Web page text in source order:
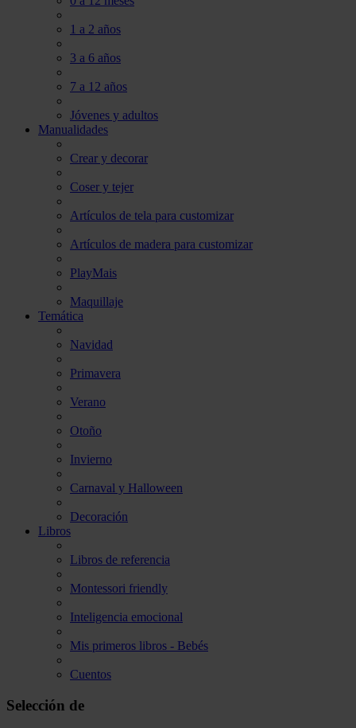
1 a 2 años
3 a 6 años
7 a 12 años
Jóvenes y adultos
Manualidades
Crear y decorar
Coser y tejer
Artículos de tela para customizar
Artículos de madera para customizar
PlayMais
Maquillaje
Temática
Navidad
Primavera
Verano
Otoño
Invierno
Carnaval y Halloween
Decoración
Libros
Libros de referencia
Montessori friendly
Inteligencia emocional
Mis primeros libros - Bebés
Cuentos
Selección de